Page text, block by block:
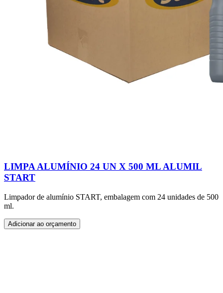
LIMPA ALUMÍNIO 24 UN X 500 ML ALUMIL
START
Limpador de alumínio START, embalagem com 24 unidades de 500
ml.
Adicionar ao orçamento